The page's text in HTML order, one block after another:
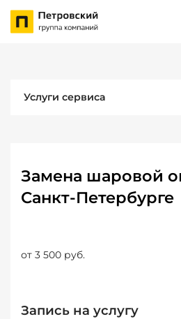
Услуги сервиса
Замена шаровой
Санкт-Петербурге
от 3 500 руб.
Запись на услугу